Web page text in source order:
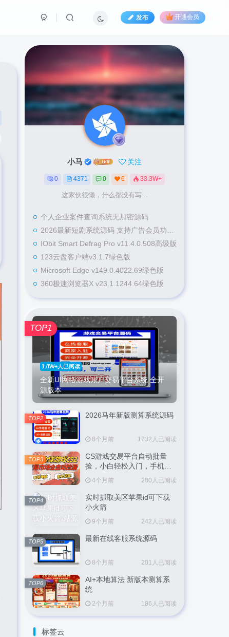
发布 开通会员
小马 关注
0 4371 0 6 33.3W+
这家伙很懒，什么都没有写...
个人企业案件查询系统无加密源码
2026最新短剧系统源码 支持广告会员功能齐全短剧源码
IObit Smart Defrag Pro v11.4.0.508高级版
123云盘客户端v3.1.7绿色版
Microsoft Edge v149.0.4022.69绿色版
360极速浏览器X v23.1.1244.64绿色版
1.8W+人已阅读
全新UI网络游戏账户交易平台系统 全开
源版本
TOP1
2026马年新版测算系统源码
8个月前 1732人已阅读
TOP2
CS游戏交易平台自动批量
捡，小白轻松入门，手机即
可完成全部操作，日入
300+，轻松副业【揭秘】
4个月前 280人已阅读
TOP3
实时抓取美区苹果id可下载
小火箭
9个月前 242人已阅读
TOP4
最新在线客服系统源码
8个月前 201人已阅读
TOP5
AI+本地算法 新版本测算系
统
2个月前 186人已阅读
TOP6
标签云